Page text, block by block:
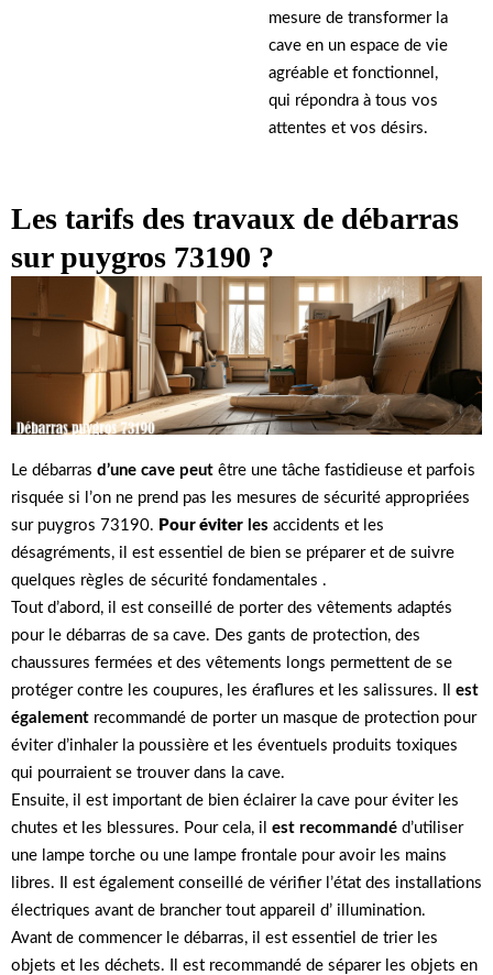
mesure de transformer la
cave en un espace de vie
agréable et fonctionnel,
qui répondra à tous vos
attentes et vos désirs.
Les tarifs des travaux de débarras
sur puygros 73190 ?
Le débarras d’une cave peut être une tâche fastidieuse et parfois
risquée si l’on ne prend pas les mesures de sécurité appropriées
sur puygros 73190. Pour éviter les accidents et les
désagréments, il est essentiel de bien se préparer et de suivre
quelques règles de sécurité fondamentales .
Tout d’abord, il est conseillé de porter des vêtements adaptés
pour le débarras de sa cave. Des gants de protection, des
chaussures fermées et des vêtements longs permettent de se
protéger contre les coupures, les éraflures et les salissures. Il est
également recommandé de porter un masque de protection pour
éviter d’inhaler la poussière et les éventuels produits toxiques
qui pourraient se trouver dans la cave.
Ensuite, il est important de bien éclairer la cave pour éviter les
chutes et les blessures. Pour cela, il est recommandé d’utiliser
une lampe torche ou une lampe frontale pour avoir les mains
libres. Il est également conseillé de vérifier l’état des installations
électriques avant de brancher tout appareil d’ illumination.
Avant de commencer le débarras, il est essentiel de trier les
objets et les déchets. Il est recommandé de séparer les objets en